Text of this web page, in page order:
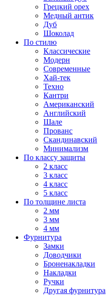
Грецкий орех
Медный антик
Дуб
Шоколад
По стилю
Классические
Модерн
Современные
Хай-тек
Техно
Кантри
Американский
Английский
Шале
Прованс
Скандинавский
Минимализм
По классу защиты
2 класс
3 класс
4 класс
5 класс
По толщине листа
2 мм
3 мм
4 мм
Фурнитура
Замки
Доводчики
Броненакладки
Накладки
Ручки
Другая фурнитура